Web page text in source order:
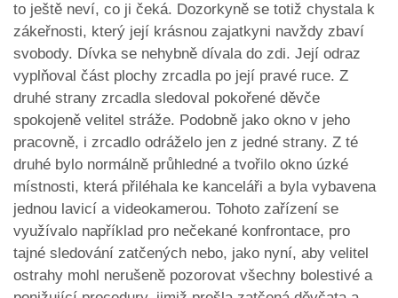
to ještě neví, co ji čeká. Dozorkyně se totiž chystala k
zákeřnosti, který její krásnou zajatkyni navždy zbaví
svobody. Dívka se nehybně dívala do zdi. Její odraz
vyplňoval část plochy zrcadla po její pravé ruce. Z
druhé strany zrcadla sledoval pokořené děvče
spokojeně velitel stráže. Podobně jako okno v jeho
pracovně, i zrcadlo odráželo jen z jedné strany. Z té
druhé bylo normálně průhledné a tvořilo okno úzké
místnosti, která přiléhala ke kanceláři a byla vybavena
jednou lavicí a videokamerou. Tohoto zařízení se
využívalo například pro nečekané konfrontace, pro
tajné sledování zatčených nebo, jako nyní, aby velitel
ostrahy mohl nerušeně pozorovat všechny bolestivé a